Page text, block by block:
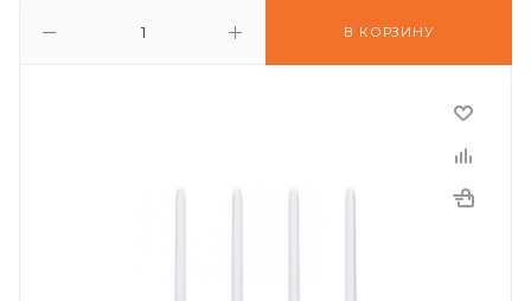
В КОРЗИНУ